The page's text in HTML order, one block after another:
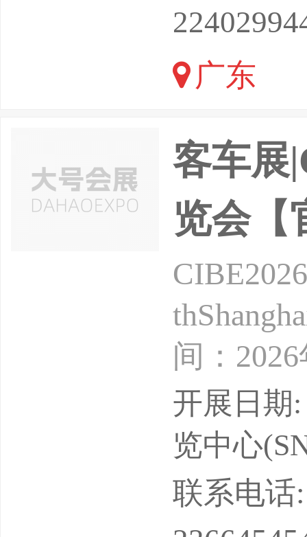
小巷、
矫健身
广东
客车展
览会【
间：
展会前
生产力
化、网
向。自
开展日期
览中心
联系电话